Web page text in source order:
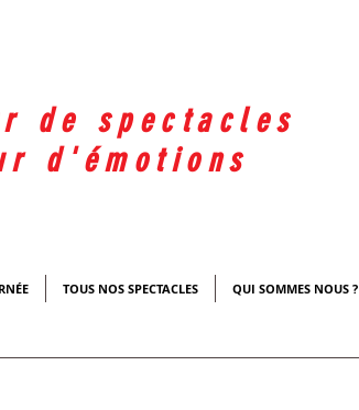
de spectacles
d'émotions
TOUS NOS SPECTACLES QUI SOMMES NOUS ?